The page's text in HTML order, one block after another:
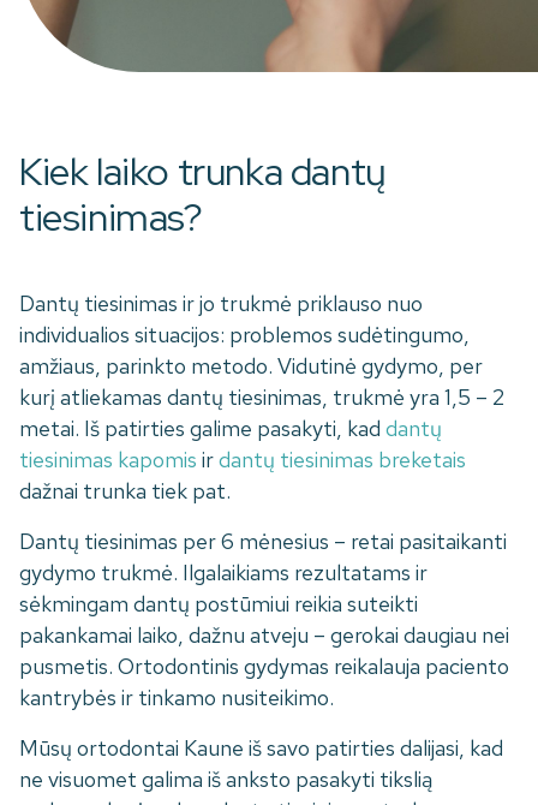
Kiek laiko trunka dantų
tiesinimas?
Dantų tiesinimas ir jo trukmė priklauso nuo
individualios situacijos: problemos sudėtingumo,
amžiaus, parinkto metodo. Vidutinė gydymo, per
kurį atliekamas dantų tiesinimas, trukmė yra 1,5 – 2
metai. Iš patirties galime pasakyti, kad dantų
tiesinimas kapomis irdantų tiesinimas breketais
dažnai trunka tiek pat.
Dantų tiesinimas per 6 mėnesius – retai pasitaikanti
gydymo trukmė. Ilgalaikiams rezultatams ir
sėkmingam dantų postūmiui reikia suteikti
pakankamai laiko, dažnu atveju – gerokai daugiau nei
pusmetis. Ortodontinis gydymas reikalauja paciento
kantrybės ir tinkamo nusiteikimo.
Mūsų ortodontai Kaune iš savo patirties dalijasi, kad
ne visuomet galima iš anksto pasakyti tikslią